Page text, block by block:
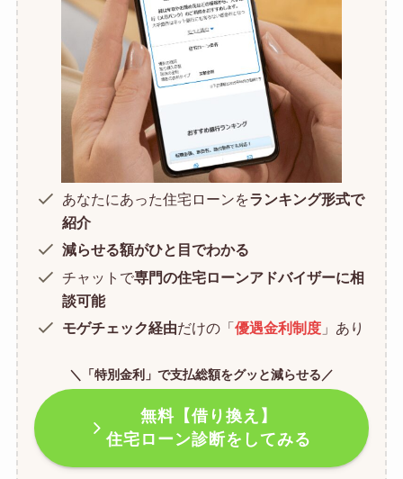
あなたにあった住宅ローンをランキング形式で
紹介
減らせる額がひと目でわかる
チャットで専門の住宅ローンアドバイザーに相
談可能
モゲチェック経由だけの「優遇金利制度 」あり
＼「特別金利」で支払総額をグッと減らせる／
無料【借り換え】
住宅ローン診断をしてみる